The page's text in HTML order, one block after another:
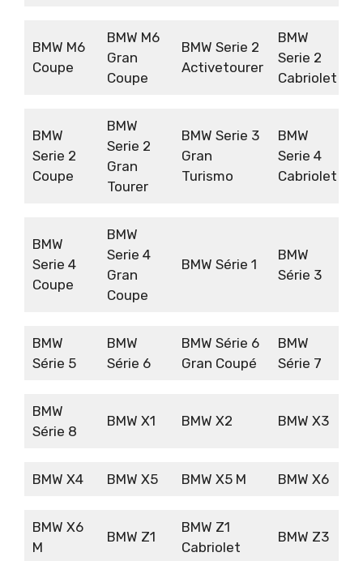
BMW M6
Coupe
BMW M6
Gran
Coupe
BMW Serie 2
Activetourer
BMW
Serie 2
Cabriolet
BMW
Serie 2
Coupe
BMW
Serie 2
Gran
Tourer
BMW Serie 3
Gran
Turismo
BMW
Serie 4
Cabriolet
BMW
Serie 4
Coupe
BMW
Serie 4
Gran
Coupe
BMW Série 1
BMW
Série 3
BMW
Série 5
BMW
Série 6
BMW Série 6
Gran Coupé
BMW
Série 7
BMW
Série 8
BMW X1 BMW X2 BMW X3
BMW X4 BMW X5 BMW X5 M BMW X6
BMW X6
M
BMW Z1
BMW Z1
Cabriolet
BMW Z3